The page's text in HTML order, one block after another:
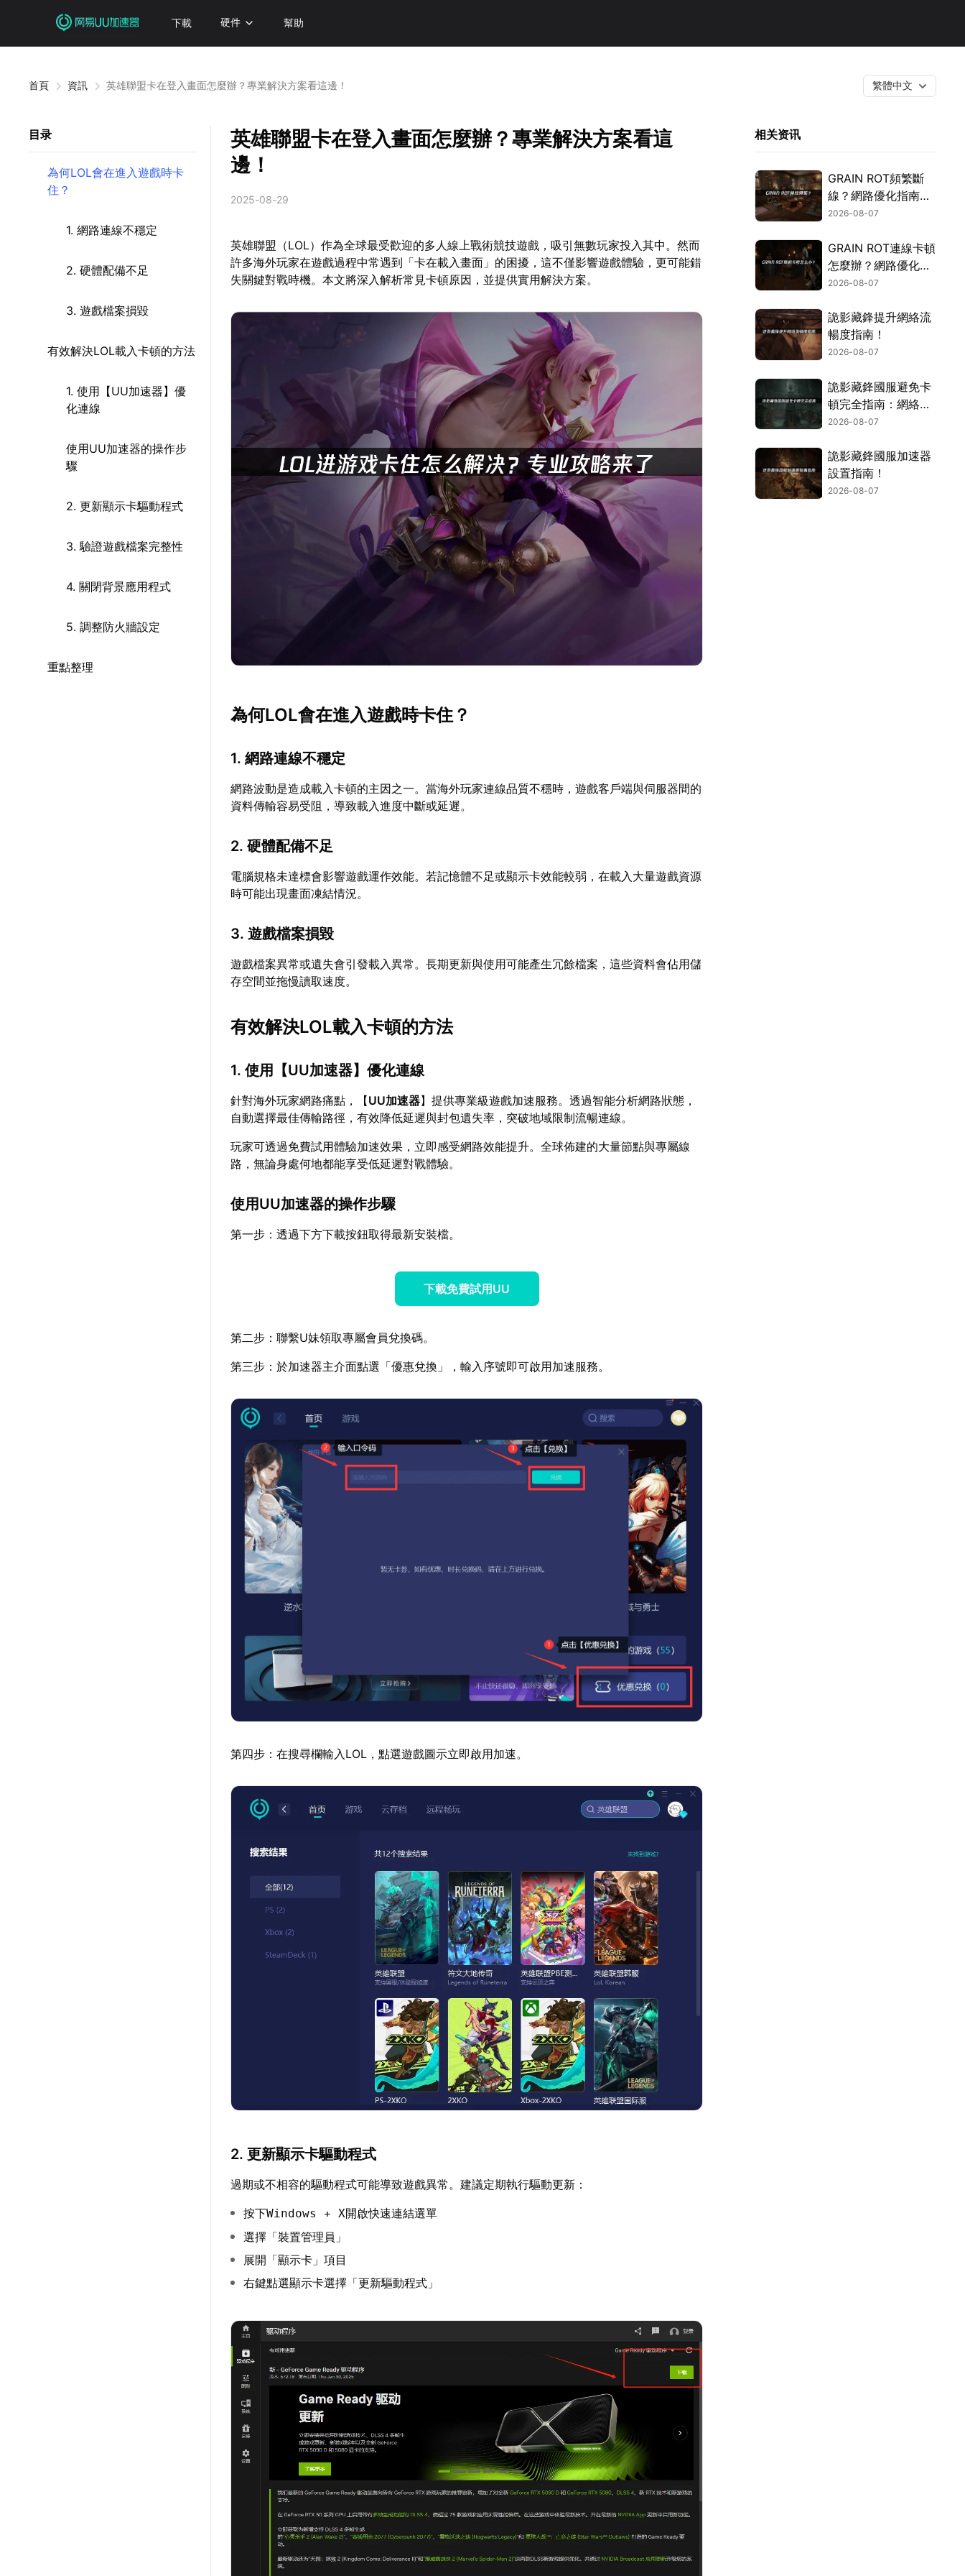
下載 硬件 幫助
首頁 資訊 英雄聯盟卡在登入畫面怎麼辦？專業解決方案看這邊！ 繁體中文
目录
為何LOL會在進入遊戲時卡
住？
1. 網路連線不穩定
2. 硬體配備不足
3. 遊戲檔案損毀
有效解決LOL載入卡頓的方法
1. 使用【UU加速器】優
化連線
使用UU加速器的操作步
驟
2. 更新顯示卡驅動程式
3. 驗證遊戲檔案完整性
4. 關閉背景應用程式
5. 調整防火牆設定
重點整理
英雄聯盟卡在登入畫面怎麼辦？專業解決方案看這
邊！
2025-08-29
英雄聯盟（LOL）作為全球最受歡迎的多人線上戰術競技遊戲，吸引無數玩家投入其中。然而
許多海外玩家在遊戲過程中常遇到「卡在載入畫面」的困擾，這不僅影響遊戲體驗，更可能錯
失關鍵對戰時機。本文將深入解析常見卡頓原因，並提供實用解決方案。
為何LOL會在進入遊戲時卡住？
1. 網路連線不穩定
網路波動是造成載入卡頓的主因之一。當海外玩家連線品質不穩時，遊戲客戶端與伺服器間的
資料傳輸容易受阻，導致載入進度中斷或延遲。
2. 硬體配備不足
電腦規格未達標會影響遊戲運作效能。若記憶體不足或顯示卡效能較弱，在載入大量遊戲資源
時可能出現畫面凍結情況。
3. 遊戲檔案損毀
遊戲檔案異常或遺失會引發載入異常。長期更新與使用可能產生冗餘檔案，這些資料會佔用儲
存空間並拖慢讀取速度。
有效解決LOL載入卡頓的方法
1. 使用【UU加速器】優化連線
針對海外玩家網路痛點，【UU加速器】提供專業級遊戲加速服務。透過智能分析網路狀態，
自動選擇最佳傳輸路徑，有效降低延遲與封包遺失率，突破地域限制流暢連線。
玩家可透過免費試用體驗加速效果，立即感受網路效能提升。全球佈建的大量節點與專屬線
路，無論身處何地都能享受低延遲對戰體驗。
使用UU加速器的操作步驟
第一步：透過下方下載按鈕取得最新安裝檔。
下載免費試用UU
第二步：聯繫U妹領取專屬會員兌換碼。
第三步：於加速器主介面點選「優惠兌換」，輸入序號即可啟用加速服務。
第四步：在搜尋欄輸入LOL，點選遊戲圖示立即啟用加速。
2. 更新顯示卡驅動程式
過期或不相容的驅動程式可能導致遊戲異常。建議定期執行驅動更新：
按下Windows + X開啟快速連結選單
選擇「裝置管理員」
展開「顯示卡」項目
右鍵點選顯示卡選擇「更新驅動程式」
相关资讯
GRAIN ROT頻繁斷
線？網路優化指南一
次搞定！
2026-08-07
GRAIN ROT連線卡頓
怎麼辦？網路優化這
樣解決！
2026-08-07
詭影藏鋒提升網絡流
暢度指南！
2026-08-07
詭影藏鋒國服避免卡
頓完全指南：網絡優
化與解決技巧！
2026-08-07
詭影藏鋒國服加速器
設置指南！
2026-08-07